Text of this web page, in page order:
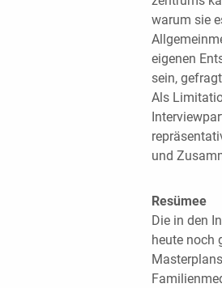
warum sie
eigenen
sein,
Als
und
Resümee
Die in den
heute noch